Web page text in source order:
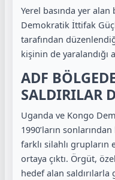
Yerel basında yer alan
Demokratik İttifak
tarafından
kişinin de yaralandığı
ADF
SALDIRILAR
Uganda ve Kongo
1990’ların
farklı silahlı
ortaya çıktı. Örgüt,
hedef alan